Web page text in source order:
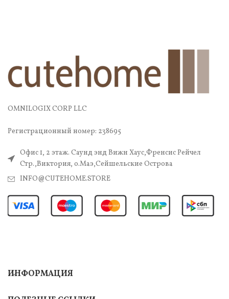
OMNILOGIX CORP LLC
Регистрационный номер: 238695
Офис 1, 2 этаж. Саунд энд Вижн Хаус,Френсис Рейчел
Стр.,Виктория, о.Маэ,Сейшельские Острова
INFO@CUTEHOME.STORE
ИНФОРМАЦИЯ